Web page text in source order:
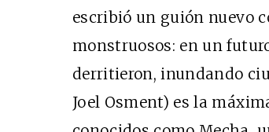
escribió un guión nuevo
monstruosos: en un
derritieron, inundando
Joel Osment) es la